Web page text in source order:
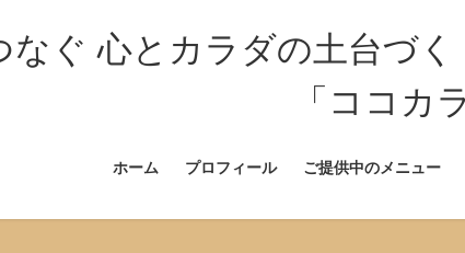
ぐ 心とカラダの土台づく
カラミライ」
ホーム プロフィール ご提供中のメニュー